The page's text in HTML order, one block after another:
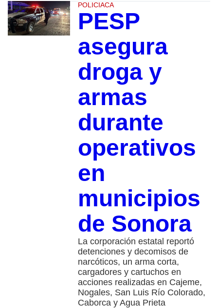
POLICIACA
PESP
asegura
droga y
armas
durante
operativos
en
municipios
de Sonora
La corporación estatal reportó
detenciones y decomisos de
narcóticos, un arma corta,
cargadores y cartuchos en
acciones realizadas en Cajeme,
Nogales, San Luis Río Colorado,
Caborca y Agua Prieta